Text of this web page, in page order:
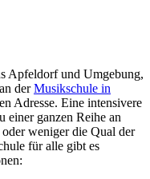
Apfeldorf und Umgebung,
derMusikschule in
Adresse. Eine intensivere
einer ganzen Reihe an
weniger die Qual der
für alle gibt es